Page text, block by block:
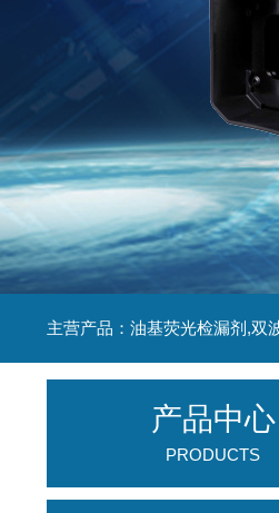
主营产品：油基荧光检漏剂,双
产品中心
PRODUCTS